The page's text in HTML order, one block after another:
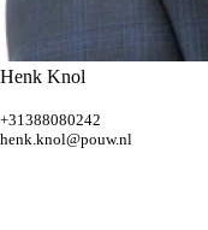
Henk Knol
+31388080242
henk.knol@pouw.nl